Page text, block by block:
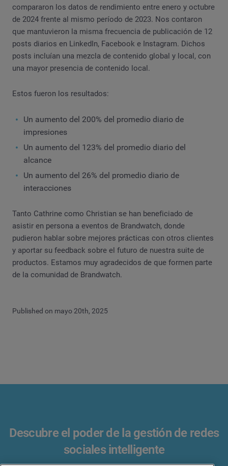
compararon los datos de rendimiento entre enero y octubre
de 2024 frente al mismo período de 2023. Nos contaron
que mantuvieron la misma frecuencia de publicación de 12
posts diarios en LinkedIn, Facebook e Instagram. Dichos
posts incluían una mezcla de contenido global y local, con
una mayor presencia de contenido local.
Estos fueron los resultados:
Un aumento del 200% del promedio diario de
impresiones
Un aumento del 123% del promedio diario del
alcance
Un aumento del 26% del promedio diario de
interacciones
Tanto Cathrine como Christian se han beneficiado de
asistir en persona a eventos de Brandwatch, donde
pudieron hablar sobre mejores prácticas con otros clientes
y aportar su feedback sobre el futuro de nuestra suite de
productos. Estamos muy agradecidos de que formen parte
de la comunidad de Brandwatch.
Published on mayo 20th, 2025
Descubre el poder de la gestión de redes
sociales intelligente